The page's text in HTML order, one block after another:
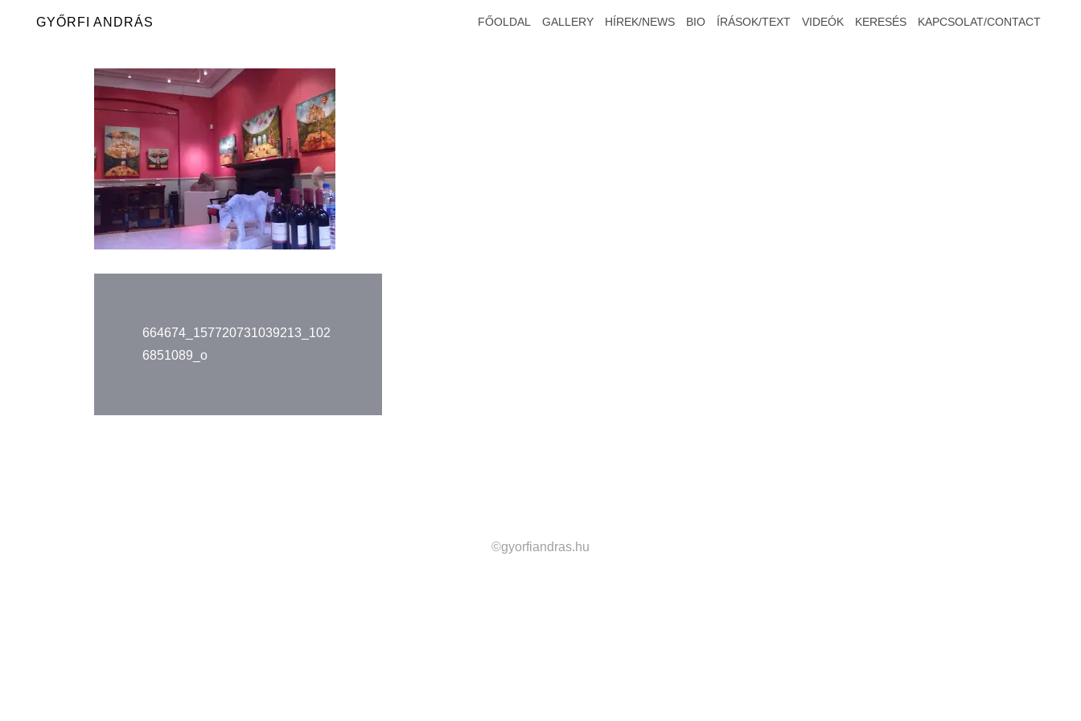
GYŐRFI ANDRÁS FŐOLDAL GALLERY HÍREK/NEWS BIO ÍRÁSOK/TEXT VIDEÓK KERESÉS KAPCSOLAT/CONTACT
664674_157720731039213_102
6851089_o
©gyorfiandras.hu